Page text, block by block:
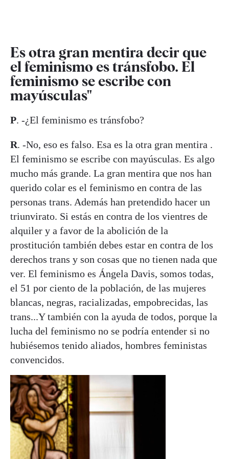
Es otra gran mentira decir que
el feminismo es tránsfobo. El
feminismo se escribe con
mayúsculas"
P. -¿El feminismo es tránsfobo?
R. -No, eso es falso. Esa es la otra gran mentira .
El feminismo se escribe con mayúsculas. Es algo
mucho más grande. La gran mentira que nos han
querido colar es el feminismo en contra de las
personas trans. Además han pretendido hacer un
triunvirato. Si estás en contra de los vientres de
alquiler y a favor de la abolición de la
prostitución también debes estar en contra de los
derechos trans y son cosas que no tienen nada que
ver. El feminismo es Ángela Davis, somos todas,
el 51 por ciento de la población, de las mujeres
blancas, negras, racializadas, empobrecidas, las
trans...Y también con la ayuda de todos, porque la
lucha del feminismo no se podría entender si no
hubiésemos tenido aliados, hombres feministas
convencidos.